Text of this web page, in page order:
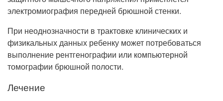
электромиография передней брюшной стенки.
При неоднозначности в трактовке клинических и
физикальных данных ребенку может потребоваться
выполнение рентгенографии или компьютерной
томографии брюшной полости.
Лечение